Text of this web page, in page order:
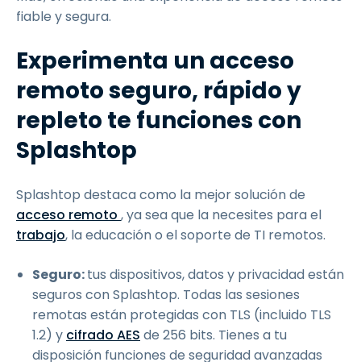
fiable y segura.
Experimenta un acceso
remoto seguro, rápido y
repleto te funciones con
Splashtop
Splashtop destaca como la mejor solución de
acceso remoto , ya sea que la necesites para el
trabajo, la educación o el soporte de TI remotos.
Seguro:tus dispositivos, datos y privacidad están
seguros con Splashtop. Todas las sesiones
remotas están protegidas con TLS (incluido TLS
1.2) y cifrado AES de 256 bits. Tienes a tu
disposición funciones de seguridad avanzadas